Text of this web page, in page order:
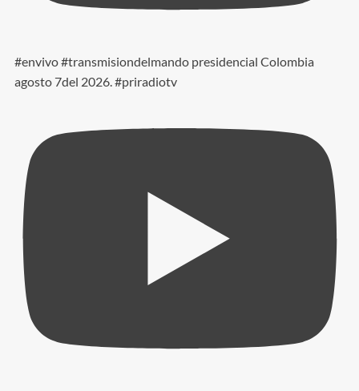
#envivo #transmisiondelmando presidencial Colombia
agosto 7del 2026. #priradiotv